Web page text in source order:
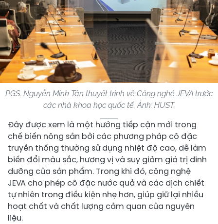
PGS. Nguyễn Minh Tân thuyết trình về Công nghệ JEVA trước
các nhà khoa học quốc tế. Ảnh: HUST.
Đây được xem là một hướng tiếp cận mới trong
chế biến nông sản bởi các phương pháp cô đặc
truyền thống thường sử dụng nhiệt độ cao, dễ làm
biến đổi màu sắc, hương vị và suy giảm giá trị dinh
dưỡng của sản phẩm. Trong khi đó, công nghệ
JEVA cho phép cô đặc nước quả và các dịch chiết
tự nhiên trong điều kiện nhẹ hơn, giúp giữ lại nhiều
hoạt chất và chất lượng cảm quan của nguyên
liệu.